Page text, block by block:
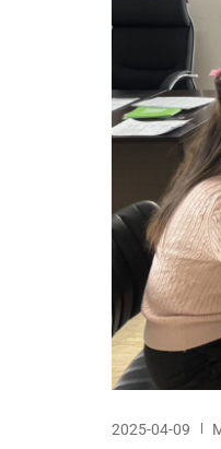
2025-04-09